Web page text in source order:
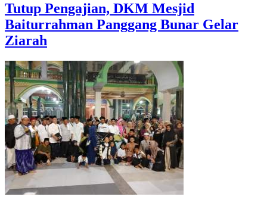
Tutup Pengajian, DKM Mesjid
Baiturrahman Panggang Bunar Gelar
Ziarah